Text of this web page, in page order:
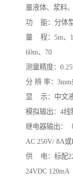
量液体、浆料
功 能：分体
量 程：5m、
60m、70
测量精度：
分 辨 率：3mm
显 示：中文
模拟输出：4线
继电器输出：
AC 250V/ 8A
供 电：标配
24VDC